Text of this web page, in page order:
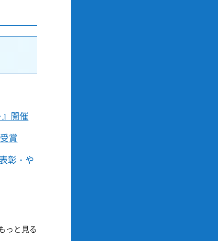
開催
賞
彰・や
っと見る